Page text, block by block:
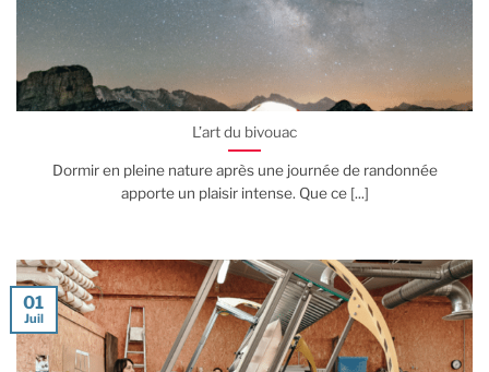
L’art du bivouac
Dormir en pleine nature après une journée de randonnée
apporte un plaisir intense. Que ce [...]
01
Juil